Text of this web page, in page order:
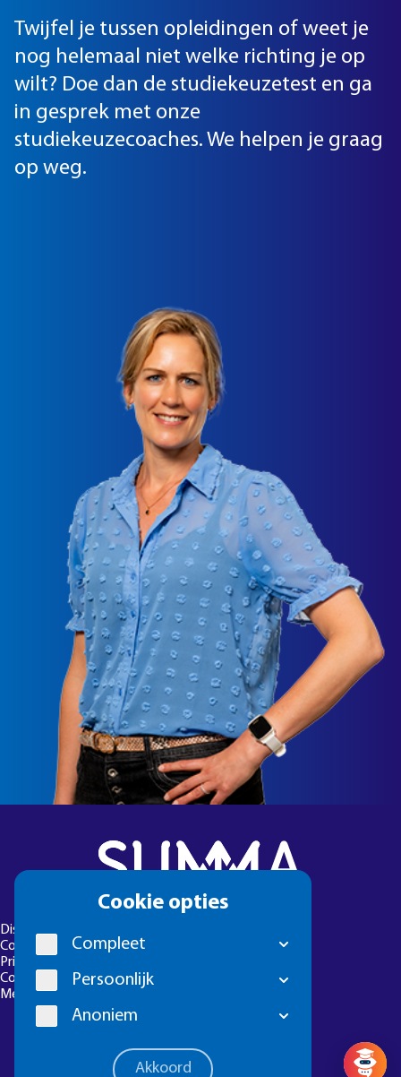
Cookie opties
Compleet
Persoonlijk
Anoniem
Akkoord
Twijfel je tussen opleidingen of weet je
nog helemaal niet welke richting je op
wilt? Doe dan de studiekeuzetest en ga
in gesprek met onze
studiekeuzecoaches. We helpen je graag
op weg.
Disclaimer
Colofon
Privacyverklaring
Cookie-instellingen
Meld een foutje